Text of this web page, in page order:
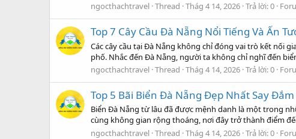
ngocthachtravel Thread Thág 4 14, 2026 Trả lời: 0
Top 7 Cây Cầu Đà Nẵng Nổi Tiếng Và Ấn
Các cây cầu tại Đà Nẵng không chỉ đóng vai trò kết nối
phố. Nhắc đến Đà Nẵng, người ta không chỉ nghĩ đến
ngocthachtravel Thread Thág 4 14, 2026 Trả lời: 0
Top 5 Bãi Biển Đà Nẵng Đẹp Nhất Say
Biển Đà Nẵng từ lâu đã được mệnh danh là một trong
cùng không gian rộng thoáng, nơi đây trở thành điểm
ngocthachtravel Thread Thág 4 14, 2026 Trả lời: 0